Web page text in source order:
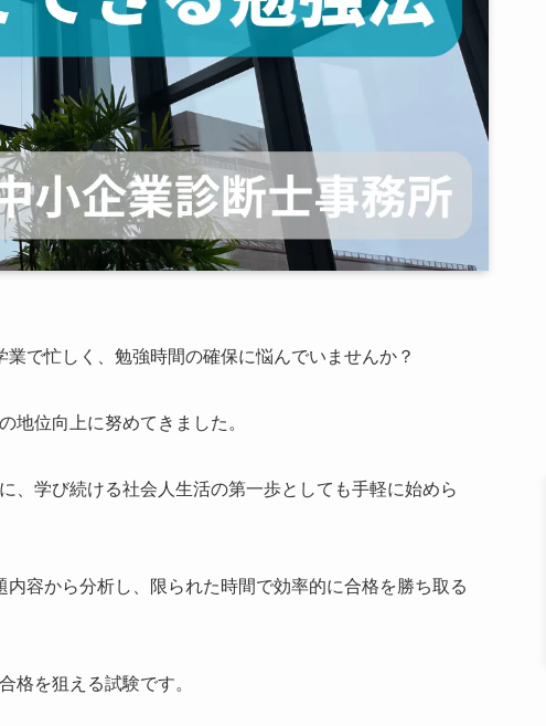
で忙しく、勉強時間の確保に悩んでいませんか？
地位向上に努めてきました。
、学び続ける社会人生活の第一歩としても手軽に始めら
容から分析し、限られた時間で効率的に合格を勝ち取る
格を狙える試験です。